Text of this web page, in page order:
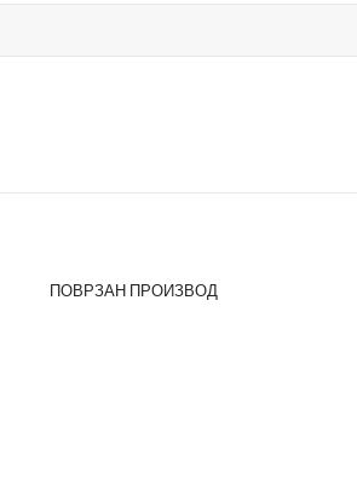
ПОВРЗАН ПРОИЗВОД